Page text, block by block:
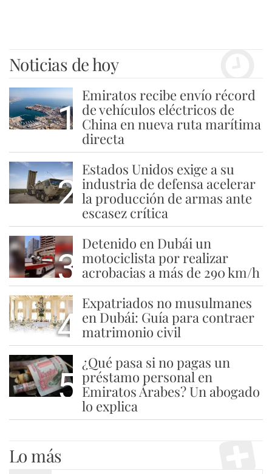
Noticias de hoy
1
Emiratos recibe envío récord
de vehículos eléctricos de
China en nueva ruta marítima
directa
2
Estados Unidos exige a su
industria de defensa acelerar
la producción de armas ante
escasez crítica
3
Detenido en Dubái un
motociclista por realizar
acrobacias a más de 290 km/h
4
Expatriados no musulmanes
en Dubái: Guía para contraer
matrimonio civil
5
¿Qué pasa si no pagas un
préstamo personal en
Emiratos Árabes? Un abogado
lo explica
Lo más